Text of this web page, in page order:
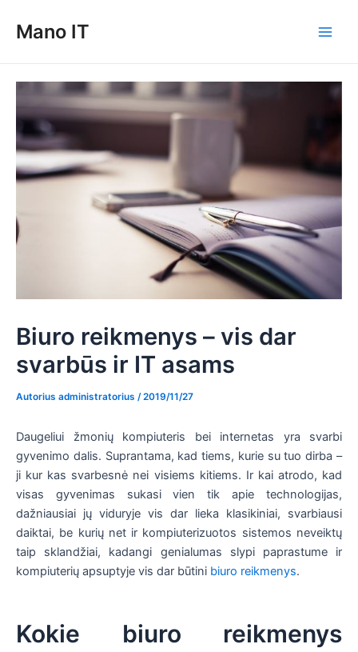
prieMano IT
Biuro reikmenys – vis dar
svarbūs ir IT asams
Autorius administratorius /2019/11/27
Daugeliui žmonių kompiuteris bei internetas yra svarbi
gyvenimo dalis. Suprantama, kad tiems, kurie su tuo dirba –
ji kur kas svarbesnė nei visiems kitiems. Ir kai atrodo, kad
visas gyvenimas sukasi vien tik apie technologijas,
dažniausiai jų viduryje vis dar lieka klasikiniai, svarbiausi
daiktai, be kurių net ir kompiuterizuotos sistemos neveiktų
taip sklandžiai, kadangi genialumas slypi paprastume ir
kompiuterių apsuptyje vis dar būtini biuro reikmenys.
Kokie biuro reikmenys